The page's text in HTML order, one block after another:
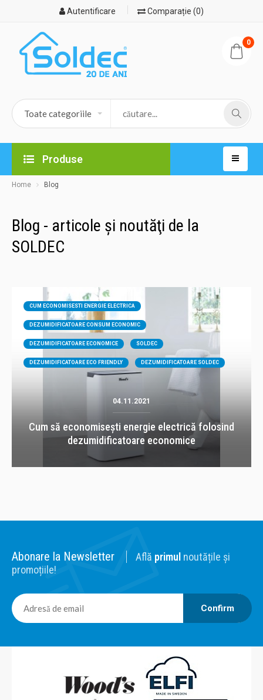
Autentificare Comparație (0)
0
Produse
Home Blog
Blog - articole şi noutăţi de la
SOLDEC
CUM ECONOMISESTI ENERGIE ELECTRICA
DEZUMIDIFICATOARE CONSUM ECONOMIC
DEZUMIDIFICATOARE ECONOMICE SOLDEC
DEZUMIDIFICATOARE ECO FRIENDLY DEZUMIDIFICATOARE SOLDEC
04.11.2021
Cum să economisești energie electrică folosind
dezumidificatoare economice
Abonare la Newsletter Află primul noutățile și
promoțiile!
Confirm